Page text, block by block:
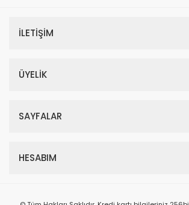
İLETİŞİM
ÜYELİK
SAYFALAR
HESABIM